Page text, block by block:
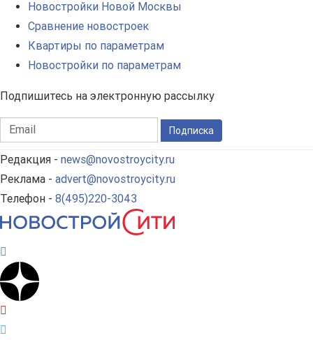
Новостройки Новой Москвы
Сравнение новостроек
Квартиры по параметрам
Новостройки по параметрам
Подпишитесь на электронную рассылку
Подписка
Редакция - news@novostroycity.ru
Реклама - advert@novostroycity.ru
Телефон - 8(495)220-3043